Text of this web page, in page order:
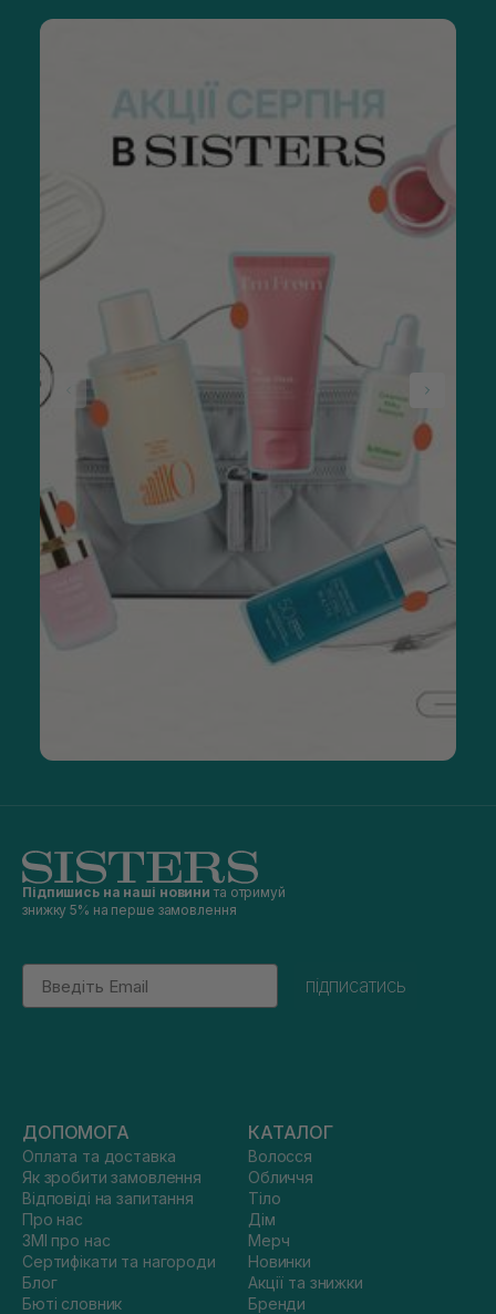
Підпишись на наші новини та отримуй
знижку 5% на перше замовлення
Email
підписатись
ДОПОМОГА
Оплата та доставка
Як зробити замовлення
Відповіді на запитання
Про нас
ЗМІ про нас
Сертифікати та нагороди
Блог
Бюті словник
КАТАЛОГ
Волосся
Обличчя
Тіло
Дім
Мерч
Новинки
Акції та знижки
Бренди